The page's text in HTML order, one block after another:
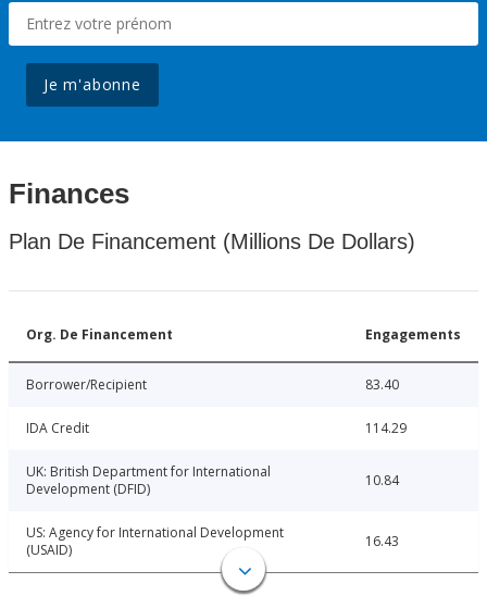
Je m'abonne
Finances
Plan De Financement (Millions De Dollars)
Org. De Financement Engagements
Borrower/Recipient 83.40
IDA Credit 114.29
UK: British Department for International
Development (DFID)
10.84
US: Agency for International Development
(USAID)
16.43